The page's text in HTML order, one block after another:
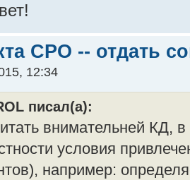
СРО -- отдать
12:34
писал(а):
внимательней КД,
условия
например: